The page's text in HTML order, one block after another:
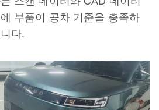
부품이 공차 기준을 충족하
다.